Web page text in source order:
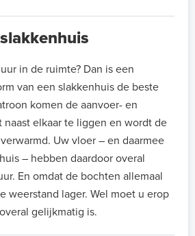
in de ruimte? Dan is een
van een slakkenhuis de beste
komen de aanvoer- en
elkaar te liggen en wordt de
Uw vloer – en daarmee
– hebben daardoor overal
En omdat de bochten allemaal
weerstand lager. Wel moet u erop
gelijkmatig is.